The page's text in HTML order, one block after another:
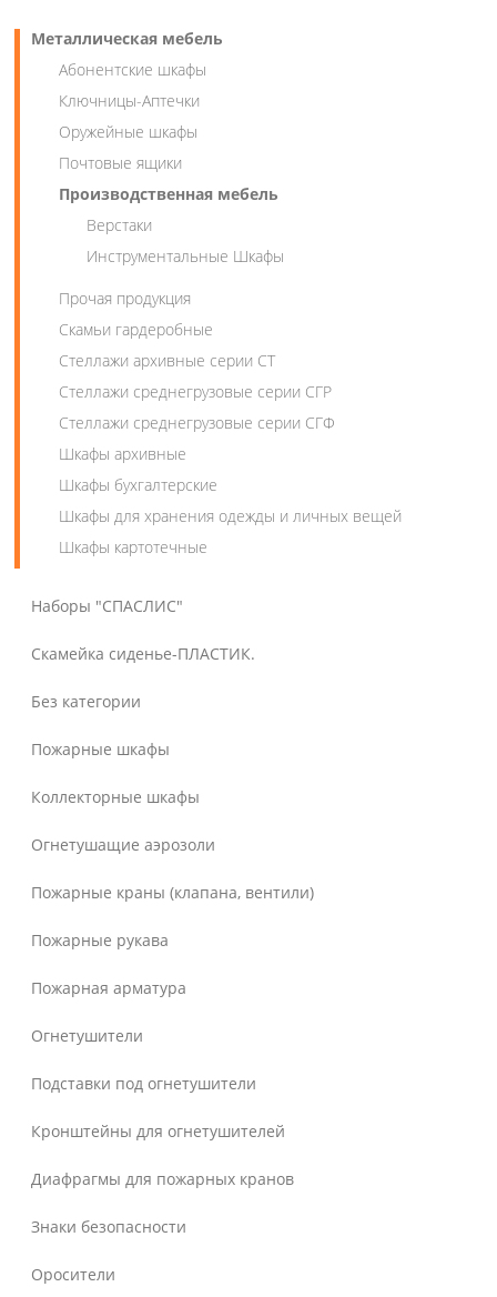
Металлическая мебель
Абонентские шкафы
Ключницы-Аптечки
Оружейные шкафы
Почтовые ящики
Производственная мебель
Верстаки
Инструментальные Шкафы
Прочая продукция
Скамьи гардеробные
Стеллажи архивные серии СТ
Стеллажи среднегрузовые серии СГР
Стеллажи среднегрузовые серии СГФ
Шкафы архивные
Шкафы бухгалтерские
Шкафы для хранения одежды и личных вещей
Шкафы картотечные
Наборы "СПАСЛИС"
Скамейка сиденье-ПЛАСТИК.
Без категории
Пожарные шкафы
Коллекторные шкафы
Огнетушащие аэрозоли
Пожарные краны (клапана, вентили)
Пожарные рукава
Пожарная арматура
Огнетушители
Подставки под огнетушители
Кронштейны для огнетушителей
Диафрагмы для пожарных кранов
Знаки безопасности
Оросители